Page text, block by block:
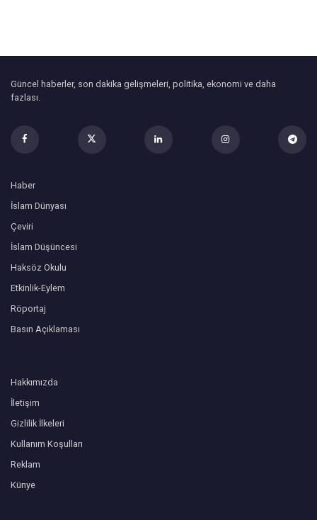
Güncel haberler, son dakika gelişmeleri, politika, ekonomi ve daha
fazlası.
Haber
İslam Dünyası
Çeviri
İslam Düşüncesi
Haksöz Okulu
Etkinlik-Eylem
Röportaj
Basın Açıklaması
Hakkımızda
İletişim
Gizlilik İlkeleri
Kullanım Koşulları
Reklam
Künye